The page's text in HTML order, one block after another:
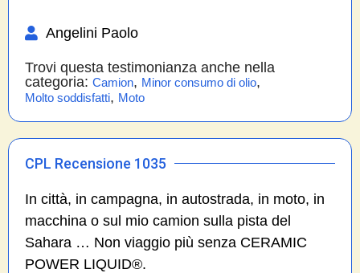
Angelini Paolo
Trovi questa testimonianza anche nella
categoria: Camion, Minor consumo di olio,
Molto soddisfatti, Moto
CPL Recensione 1035
In città, in campagna, in autostrada, in moto, in
macchina o sul mio camion sulla pista del
Sahara … Non viaggio più senza CERAMIC
POWER LIQUID®.